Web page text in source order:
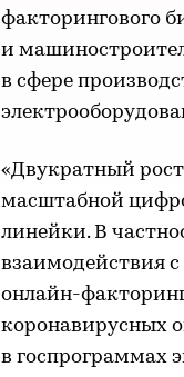
факторингового
и
в сфере
«Двукратный
масштабной
линейки. В
взаимодействия
онлайн-
коронавирусных
в госпрограммах